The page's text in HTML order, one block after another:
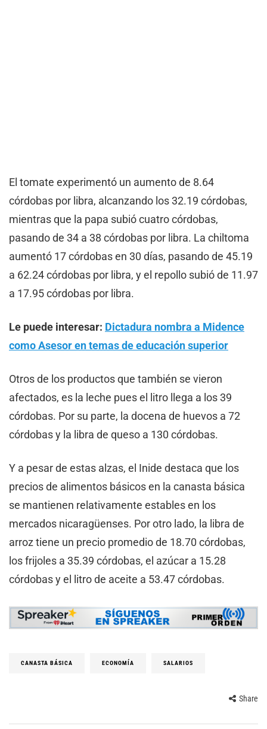
El tomate experimentó un aumento de 8.64
córdobas por libra, alcanzando los 32.19 córdobas,
mientras que la papa subió cuatro córdobas,
pasando de 34 a 38 córdobas por libra. La chiltoma
aumentó 17 córdobas en 30 días, pasando de 45.19
a 62.24 córdobas por libra, y el repollo subió de 11.97
a 17.95 córdobas por libra.
Le puede interesar: Dictadura nombra a Midence
como Asesor en temas de educación superior
Otros de los productos que también se vieron
afectados, es la leche pues el litro llega a los 39
córdobas. Por su parte, la docena de huevos a 72
córdobas y la libra de queso a 130 córdobas.
Y a pesar de estas alzas, el Inide destaca que los
precios de alimentos básicos en la canasta básica
se mantienen relativamente estables en los
mercados nicaragüenses. Por otro lado, la libra de
arroz tiene un precio promedio de 18.70 córdobas,
los frijoles a 35.39 córdobas, el azúcar a 15.28
córdobas y el litro de aceite a 53.47 córdobas.
CANASTA BÁSICA ECONOMÍA SALARIOS
Share